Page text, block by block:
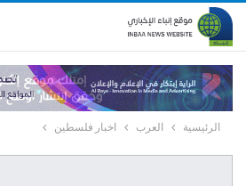
الرئيسية العرب اخبار فلسطين